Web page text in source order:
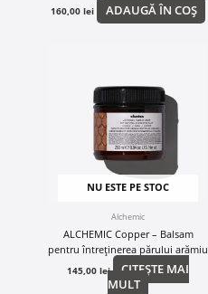
160,00lei ADAUGĂ ÎN COȘ
NU ESTE PE STOC
Alchemic
ALCHEMIC Copper – Balsam
pentru întreținerea părului arămiu
145,00 lei
CITEȘTE MAI
MULT